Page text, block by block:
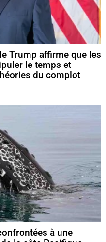
Trump affirme que les
le temps et
du complot
à une